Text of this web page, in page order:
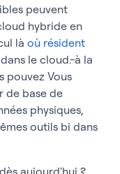
peuvent
hybride en
là où résident
le cloud.-à la
pouvez Vous
de base de
physiques,
outils bi dans
aujourd'hui ?